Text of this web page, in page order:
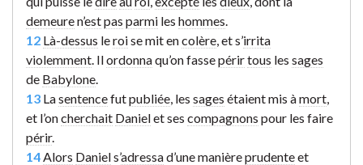
demeuren’estpas parmi les hommes
12 Là-dessus leroise mit encolère , et s’irrita
violemment . Ilordonnaqu’on fassepérirtous les sages
de Babylone
13 Lasentencefutpubliée , les sages étaient mis àmort
et l’oncherchait Danielet ses compagnons pour les faire
périr.
14 Alors Daniels’adressad’une manièreprudenteet